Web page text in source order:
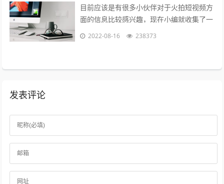
目前应该是有很多小伙伴对于火拍短视频方
面的信息比较感兴趣，现在小编就收集了一
些与火拍短视频为什么不能播了相关的信息
2022-08-16 238373
发表评论